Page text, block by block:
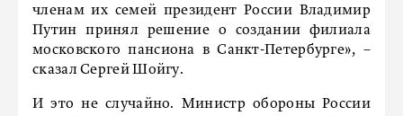
членам их семей президент России Владимир
Путин принял решение о создании филиала
московского пансиона в Санкт-Петербурге», –
сказал Сергей Шойгу.
И это не случайно. Министр обороны России